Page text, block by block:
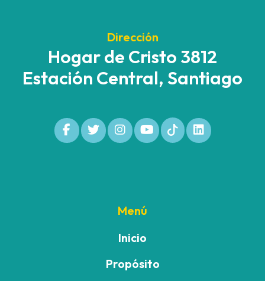
Dirección
Hogar de Cristo 3812
Estación Central, Santiago
Menú
Inicio
Propósito